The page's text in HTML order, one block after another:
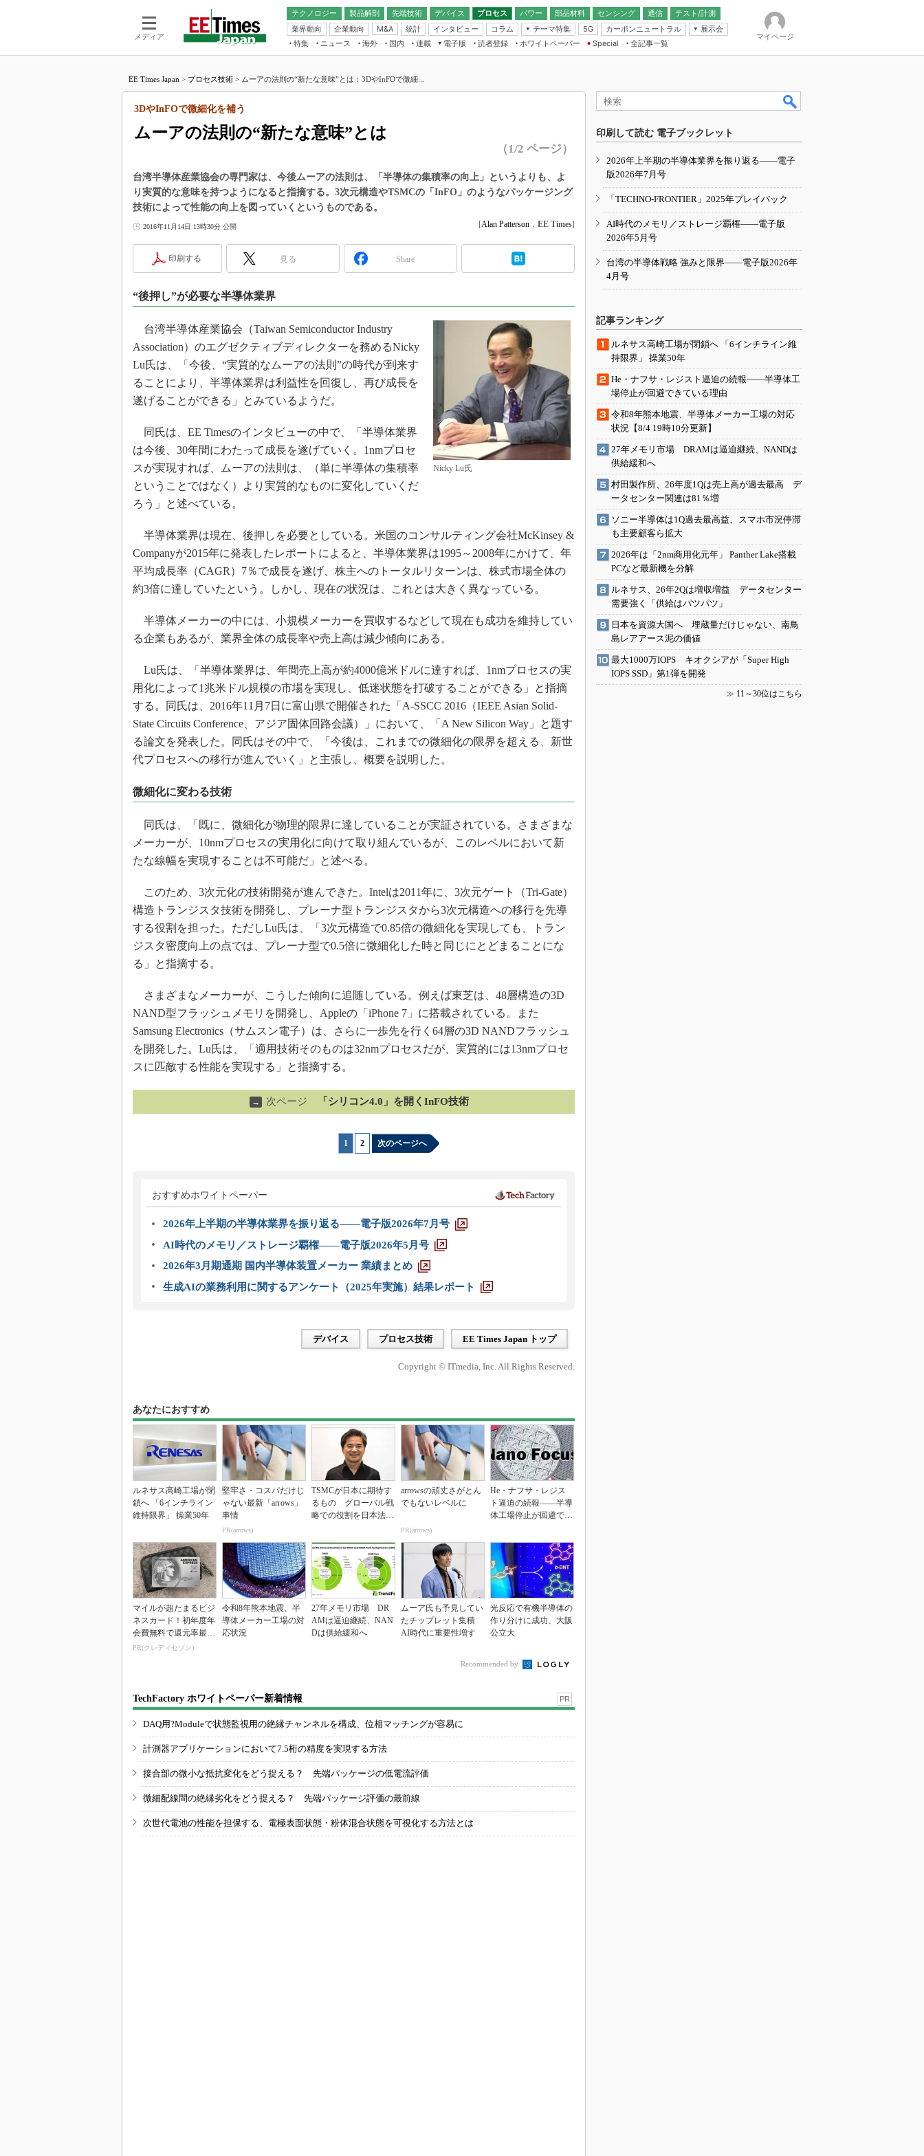
メディア
テクノロジー 製品解剖
先端技術
電池／エネルギー
デバイス
アナログ
マイコン
プロセス パワー 部品材料 センシング
通信
無線
テスト/計測
業界動向
企業動向 M&A 統計 インタビュー コラム
テーマ特集
フィジカルAI
IoT
電源設計（EDN Japan）
5G カーボンニュートラル
展示会
IoT・エッジコンピューティング
EXPO
TECHNO-FRONTIER
人とくるま展
特集 ニュース 海外 国内
連載
福田昭のデバイス通信
大山聡の業界スコープ
大原雄介のエレ・組み込みプレイバ
リタイア直前エンジニアの社会人大
学漂流記
世界を「数字」で回してみよう
この10年で起こったこと、次の10年
で起こること
“異端児エンジニア”が仕掛けた社内
改革、執念の180日
イノベーションは日本を救うのか
JASA発IoT通信
IHSアナリスト「未来展望」
「英語に愛されないエンジニア」の
ための新行動論
電子版
電子ブックレット
読者登録 ホワイトペーパー
Special
全記事一覧
マイページ
EE Times Japan > プロセス技術 > ムーアの法則の“新たな意味”とは：3DやInFOで微細...
ムーアの法則の“新たな意味”とは
3DやInFOで微細化を補う
（1/2 ページ）
台湾半導体産業協会の専門家は、今後ムーアの法則は、「半導体の集積率の向上」というよりも、よ
り実質的な意味を持つようになると指摘する。3次元構造やTSMCの「InFO」のようなパッケージング
技術によって性能の向上を図っていくというものである。
2016年11月14日 13時30分 公開 [Alan Patterson ， EE Times]
印刷する 見る Share
“後押し”が必要な半導体業界
Nicky Lu氏
台湾半導体産業協会（Taiwan Semiconductor Industry
Association）のエグゼクティブディレクターを務めるNicky
Lu氏は、「今後、“実質的なムーアの法則”の時代が到来す
ることにより、半導体業界は利益性を回復し、再び成長を
遂げることができる」とみているようだ。
同氏は、EE Timesのインタビューの中で、「半導体業界
は今後、30年間にわたって成長を遂げていく。1nmプロセ
スが実現すれば、ムーアの法則は、（単に半導体の集積率
ということではなく）より実質的なものに変化していくだ
ろう」と述べている。
半導体業界は現在、後押しを必要としている。米国のコンサルティング会社McKinsey &
Companyが2015年に発表したレポートによると、半導体業界は1995～2008年にかけて、年
平均成長率（CAGR）7％で成長を遂げ、株主へのトータルリターンは、株式市場全体の
約3倍に達していたという。しかし、現在の状況は、これとは大きく異なっている。
半導体メーカーの中には、小規模メーカーを買収するなどして現在も成功を維持してい
る企業もあるが、業界全体の成長率や売上高は減少傾向にある。
Lu氏は、「半導体業界は、年間売上高が約4000億米ドルに達すれば、1nmプロセスの実
用化によって1兆米ドル規模の市場を実現し、低迷状態を打破することができる」と指摘
する。同氏は、2016年11月7日に富山県で開催された「A-SSCC 2016（IEEE Asian Solid-
State Circuits Conference、アジア固体回路会議）」において、「A New Silicon Way」と題す
る論文を発表した。同氏はその中で、「今後は、これまでの微細化の限界を超える、新世
代プロセスへの移行が進んでいく」と主張し、概要を説明した。
微細化に変わる技術
同氏は、「既に、微細化が物理的限界に達していることが実証されている。さまざまな
メーカーが、10nmプロセスの実用化に向けて取り組んでいるが、このレベルにおいて新
たな線幅を実現することは不可能だ」と述べる。
このため、3次元化の技術開発が進んできた。Intelは2011年に、3次元ゲート（Tri-Gate）
構造トランジスタ技術を開発し、プレーナ型トランジスタから3次元構造への移行を先導
する役割を担った。ただしLu氏は、「3次元構造で0.85倍の微細化を実現しても、トラン
ジスタ密度向上の点では、プレーナ型で0.5倍に微細化した時と同じにとどまることにな
る」と指摘する。
さまざまなメーカーが、こうした傾向に追随している。例えば東芝は、48層構造の3D
NAND型フラッシュメモリを開発し、Appleの「iPhone 7」に搭載されている。また
Samsung Electronics（サムスン電子）は、さらに一歩先を行く64層の3D NANDフラッシュ
を開発した。Lu氏は、「適用技術そのものは32nmプロセスだが、実質的には13nmプロセ
スに匹敵する性能を実現する」と指摘する。
→ 次ページ 「シリコン4.0」を開くInFO技術
1 2 次のページへ
おすすめホワイトペーパー
2026年上半期の半導体業界を振り返る――電子版2026年7月号
AI時代のメモリ／ストレージ覇権――電子版2026年5月号
2026年3月期通期 国内半導体装置メーカー 業績まとめ
生成AIの業務利用に関するアンケート（2025年実施）結果レポート
デバイス プロセス技術 EE Times Japan トップ
Copyright © ITmedia, Inc. All Rights Reserved.
あなたにおすすめ
ルネサス高崎工場が閉
鎖へ 「6インチライン
維持限界」 操業50年
堅牢さ・コスパだけじ
ゃない最新「arrows」
事情
PR(arrows)
TSMCが日本に期待す
るもの グローバル戦
略での役割を日本法人
arrowsの頑丈さがとん
でもないレベルに
PR(arrows)
He・ナフサ・レジス
ト逼迫の続報――半導
体工場停止が回避でき
マイルが超たまるビジ
ネスカード！初年度年
会費無料で還元率最大
1.125%
PR(クレディセゾン)
令和8年熊本地震、半
導体メーカー工場の対
応状況
27年メモリ市場 DR
AMは逼迫継続、NAN
Dは供給緩和へ
ムーア氏も予見してい
たチップレット集積
AI時代に重要性増す
光反応で有機半導体の
作り分けに成功、大阪
公立大
Recommended by
TechFactory ホワイトペーパー新着情報 PR
DAQ用?Moduleで状態監視用の絶縁チャンネルを構成、位相マッチングが容易に
計測器アプリケーションにおいて7.5桁の精度を実現する方法
接合部の微小な抵抗変化をどう捉える？ 先端パッケージの低電流評価
微細配線間の絶縁劣化をどう捉える？ 先端パッケージ評価の最前線
次世代電池の性能を担保する、電極表面状態・粉体混合状態を可視化する方法とは
印刷して読む 電子ブックレット
2026年上半期の半導体業界を振り返る――電子
版2026年7月号
「TECHNO-FRONTIER」2025年プレイバック
AI時代のメモリ／ストレージ覇権――電子版
2026年5月号
台湾の半導体戦略 強みと限界――電子版2026年
4月号
記事ランキング
ルネサス高崎工場が閉鎖へ 「6インチライン維
持限界」 操業50年
He・ナフサ・レジスト逼迫の続報――半導体工
場停止が回避できている理由
令和8年熊本地震、半導体メーカー工場の対応
状況【8/4 19時10分更新】
27年メモリ市場 DRAMは逼迫継続、NANDは
供給緩和へ
村田製作所、26年度1Qは売上高が過去最高 デ
ータセンター関連は81％増
ソニー半導体は1Q過去最高益、スマホ市況停滞
も主要顧客ら拡大
2026年は「2nm商用化元年」 Panther Lake搭載
PCなど最新機を分解
ルネサス、26年2Qは増収増益 データセンター
需要強く「供給はパツパツ」
日本を資源大国へ 埋蔵量だけじゃない、南鳥
島レアアース泥の価値
最大1000万IOPS キオクシアが「Super High
IOPS SSD」第1弾を開発
≫ 11～30位はこちら